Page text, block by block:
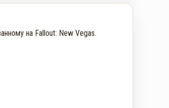
на Fallout: New Vegas.